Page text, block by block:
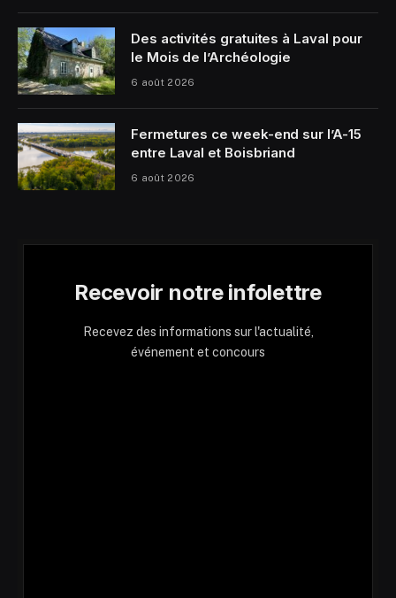
Des activités gratuites à Laval pour
le Mois de l’Archéologie
6 août 2026
Fermetures ce week-end sur l’A-15
entre Laval et Boisbriand
6 août 2026
Recevoir notre infolettre
Recevez des informations sur l'actualité,
événement et concours